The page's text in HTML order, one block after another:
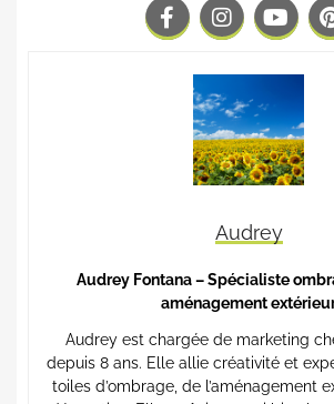
Audrey
Audrey Fontana – Spécialiste
aménagement
Audrey est chargée de marketing
depuis 8 ans. Elle allie créativité et
toiles d’ombrage, de l’aménagement